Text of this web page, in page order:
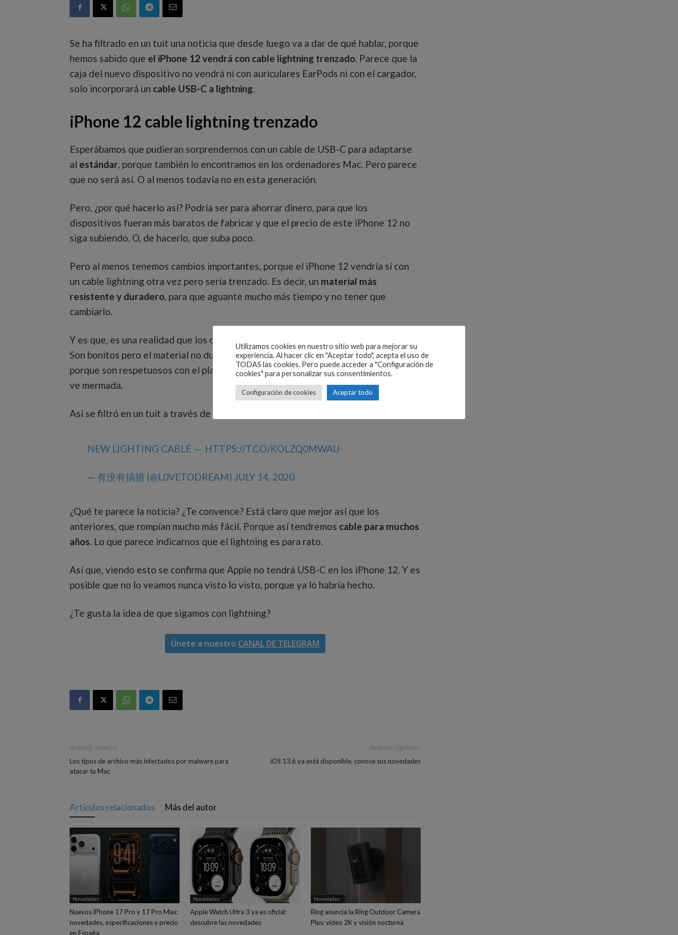
Se ha filtrado en un tuit una noticia que desde luego va a dar de qué hablar, porque
hemos sabido que el iPhone 12 vendrá con cable lightning trenzado. Parece que la
caja del nuevo dispositivo no vendrá ni con auriculares EarPods ni con el cargador,
solo incorporará un cable USB-C a lightning.
iPhone 12 cable lightning trenzado
Esperábamos que pudieran sorprendernos con un cable de USB-C para adaptarse
al estándar, porque también lo encontramos en los ordenadores Mac. Pero parece
que no será así. O al menos todavía no en esta generación.
Pero, ¿por qué hacerlo así? Podría ser para ahorrar dinero, para que los
dispositivos fueran más baratos de fabricar y que el precio de este iPhone 12 no
siga subiendo. O, de hacerlo, que suba poco.
Pero al menos tenemos cambios importantes, porque el iPhone 12 vendría sí con
un cable lightning otra vez pero sería trenzado. Es decir, un material más
resistente y duradero, para que aguante mucho más tiempo y no tener que
cambiarlo.
Y es que, es una realidad que los cables de Apple no son precisamente duraderos.
Son bonitos pero el material no dura mucho tiempo, se tiende a deshacer. Y es
porque son respetuosos con el planeta y no usan plásticos, por lo que la vida útil se
ve mermada.
Así se filtró en un tuit a través de @L0vetodream:
NEW LIGHTING CABLE ～ HTTPS://T.CO/KOLZQ0MWAU
— 有没有搞措 (@L0VETODREAM) JULY 14, 2020
¿Qué te parece la noticia? ¿Te convence? Está claro que mejor así que los
anteriores, que rompían mucho más fácil. Porque así tendremos cable para muchos
años. Lo que parece indicarnos que el lightning es para rato.
Así que, viendo esto se confirma que Apple no tendrá USB-C en los iPhone 12. Y es
posible que no lo veamos nunca visto lo visto, porque ya lo habría hecho.
¿Te gusta la idea de que sigamos con lightning?
Únete a nuestro CANAL DE TELEGRAM
Artículo anterior
Los tipos de archivo más infectados por malware para
atacar tu Mac
Artículo siguiente
iOS 13.6 ya está disponible, conoce sus novedades
Artículos relacionados Más del autor
Novedades
Nuevos iPhone 17 Pro y 17 Pro Max:
novedades, especificaciones y precio
en España
Novedades
Apple Watch Ultra 3 ya es oficial:
descubre las novedades
Novedades
Ring anuncia la Ring Outdoor Camera
Plus: vídeo 2K y visión nocturna
Utilizamos cookies en nuestro sitio web para mejorar su
experiencia. Al hacer clic en "Aceptar todo", acepta el uso de
TODAS las cookies. Pero puede acceder a "Configuración de
cookies" para personalizar sus consentimientos.
Configuración de cookies Aceptar todo